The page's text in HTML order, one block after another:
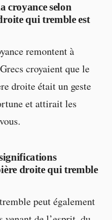
croyance selon
qui tremble est
remontent à
croyaient que le
droite était un geste
et attirait les
droite qui tremble
peut également